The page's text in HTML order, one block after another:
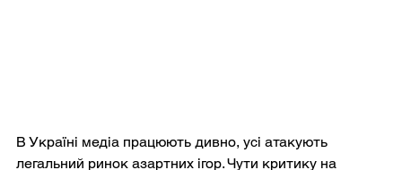
В Україні медіа працюють дивно, усі атакують
легальний ринок азартних ігор. Чути критику на